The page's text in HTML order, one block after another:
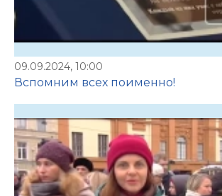
09.09.2024, 10:00
Вспомним всех поименно!